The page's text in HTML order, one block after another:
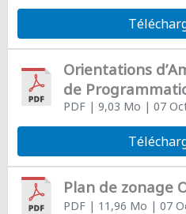
Orientations
de
PDF| 9,03 Mo | 07
Plan de zonage
PDF| 11,96 Mo | 07